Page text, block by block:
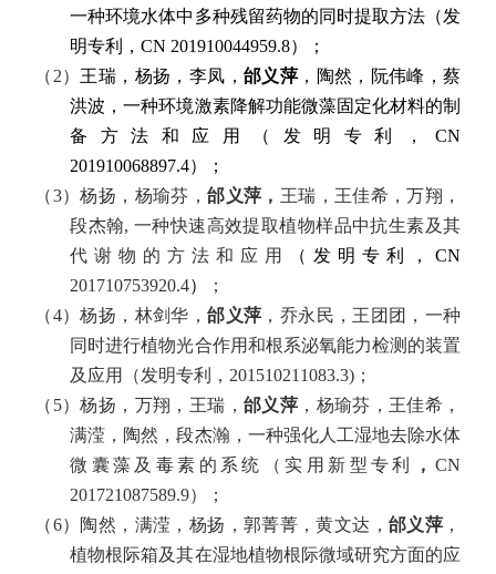
一种环境水体中多种残留药物的同时提取方法（发
明专利，CN 201910044959.8）；
（ 2） 王瑞，杨扬，李凤， 邰义萍 ，陶然，阮伟峰，蔡
洪波，一种环境激素降解功能微藻固定化材料的制
备方法和应用（发明专利，CN
201910068897.4）；
（3）杨扬，杨瑜芬，邰义萍， 王瑞，王佳希，万翔，
段杰翰, 一种快速高效提取植物样品中抗生素及其
代谢物的方法和应用
（发明专利，CN
201710753920.4）
；
（4）杨扬，林剑华，邰义萍 ，乔永民，王团团，一种
同时进行植物光合作用和根系泌氧能力检测的装置
及应用（发明专利，201510211083.3) ；
（ 5）杨扬，万翔，王瑞， 邰义萍 ，杨瑜芬，王佳希，
满滢，陶然，段杰瀚，一种强化人工湿地去除水体
微囊藻及毒素的系统（实用新型专利
，CN
201721087589.9）；
（6）陶然，满滢，杨扬，郭菁菁，黄文达，邰义萍 ，
植物根际箱及其在湿地植物根际微域研究方面的应